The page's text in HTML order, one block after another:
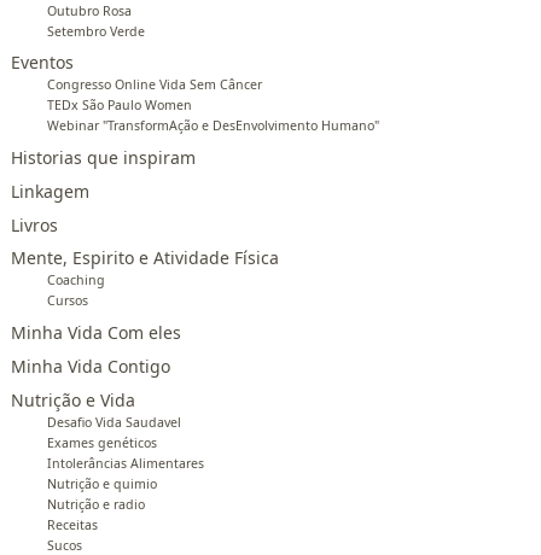
Outubro Rosa
Setembro Verde
Eventos
Congresso Online Vida Sem Câncer
TEDx São Paulo Women
Webinar "TransformAção e DesEnvolvimento Humano"
Historias que inspiram
Linkagem
Livros
Mente, Espirito e Atividade Física
Coaching
Cursos
Minha Vida Com eles
Minha Vida Contigo
Nutrição e Vida
Desafio Vida Saudavel
Exames genéticos
Intolerâncias Alimentares
Nutrição e quimio
Nutrição e radio
Receitas
Sucos